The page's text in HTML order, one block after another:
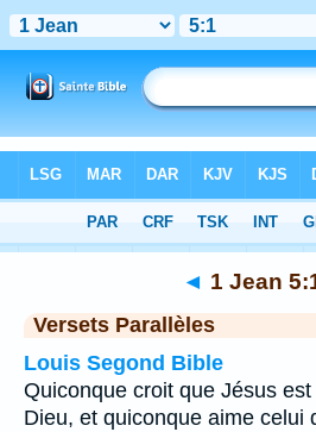
Chapitre 5> Verset 1
◄ 1 Jean
Versets Parallèles
Louis Segond Bible
Quiconque croit que Jésus
Dieu, et quiconque aime celui